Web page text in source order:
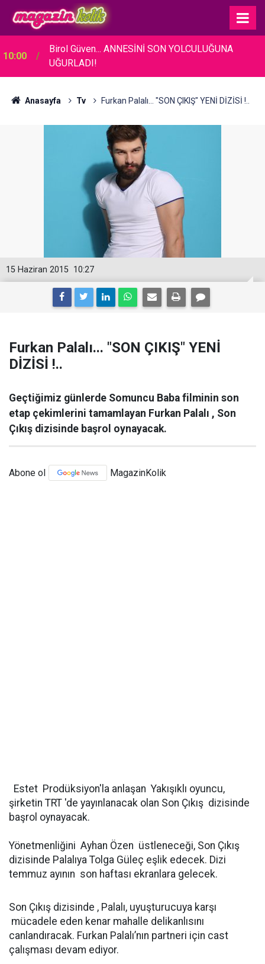
04:16 Güner Özkul... BABASININ TELİF DAVASI ZAFERİ!
Anasayfa Tv Furkan Palalı... "SON ÇIKIŞ" YENİ DİZİSİ !..
10:27
15 Haziran 2015
Furkan Palalı... "SON ÇIKIŞ" YENİ
DİZİSİ !..
Geçtiğimiz günlerde Somuncu Baba filminin son
etap çekimlerini tamamlayan Furkan Palalı , Son
Çıkış dizisinde başrol oynayacak.
Abone ol MagazinKolik
Estet Prodüksiyon'la anlaşan Yakışıklı oyuncu,
şirketin TRT 'de yayınlanacak olan Son Çıkış dizisinde
başrol oynayacak.
Yönetmenliğini Ayhan Özen üstleneceği, Son Çıkış
dizisinde Palalıya Tolga Güleç eşlik edecek. Dizi
temmuz ayının son haftası ekranlara gelecek.
Son Çıkış dizisinde , Palalı, uyuşturucuya karşı
mücadele eden kenar mahalle delikanlısını
canlandıracak. Furkan Palalı’nın partneri için cast
çalışması devam ediyor.